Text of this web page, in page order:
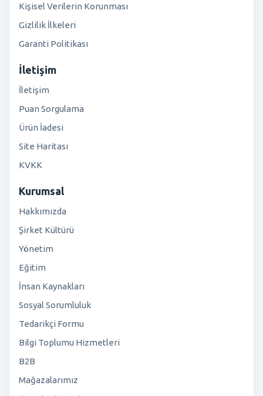
Kişisel Verilerin Korunması
Gizlilik İlkeleri
Garanti Politikası
İletişim
İletişim
Puan Sorgulama
Ürün İadesi
Site Haritası
KVKK
Kurumsal
Hakkımızda
Şirket Kültürü
Yönetim
Eğitim
İnsan Kaynakları
Sosyal Sorumluluk
Tedarikçi Formu
Bilgi Toplumu Hizmetleri
B2B
Mağazalarımız